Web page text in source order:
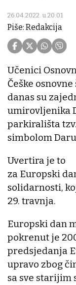
26.04.2022. u 20:01
Piše: Redakcija
Učenici
Češke
danas su
umirovljenika
parkirališta
simbolom
Uvertira je to
za Europski
solidarnosti,
29. travnja.
Europski dan
pokrenut je
predsjedanja
upravo zbog
sa sve starijim